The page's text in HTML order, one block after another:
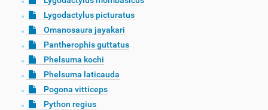
Lygodactylus picturatus
Omanosaura jayakari
Pantherophis guttatus
Phelsuma kochi
Phelsuma laticauda
Pogona vitticeps
Python regius